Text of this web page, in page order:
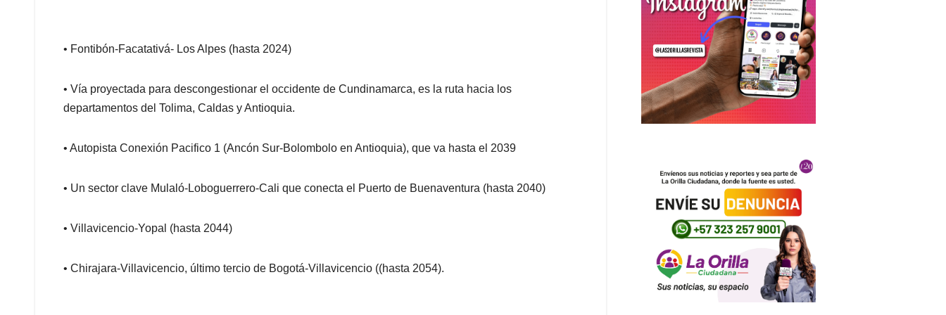
• Fontibón-Facatativá- Los Alpes (hasta 2024)
• Vía proyectada para descongestionar el occidente de Cundinamarca, es la ruta hacia los
departamentos del Tolima, Caldas y Antioquia.
• Autopista Conexión Pacifico 1 (Ancón Sur-Bolombolo en Antioquia), que va hasta el 2039
• Un sector clave Mulaló-Loboguerrero-Cali que conecta el Puerto de Buenaventura (hasta 2040)
• Villavicencio-Yopal (hasta 2044)
• Chirajara-Villavicencio, último tercio de Bogotá-Villavicencio ((hasta 2054).